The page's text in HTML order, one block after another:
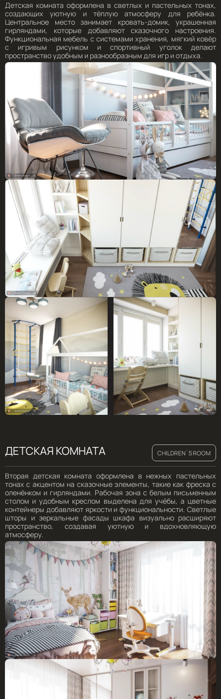
Детская комната оформлена в светлых и пастельных тонах,
создающих уютную и тёплую атмосферу для ребёнка.
Центральное место занимает кровать-домик, украшенная
гирляндами, которые добавляют сказочного настроения.
Функциональная мебель с системами хранения, мягкий ковёр
с игривым рисунком и спортивный уголок делают
пространство удобным и разнообразным для игр и отдыха.
ДЕТСКАЯ КОМНАТА CHILDREN`S ROOM
Вторая детская комната оформлена в нежных пастельных
тонах с акцентом на сказочные элементы, такие как фреска с
оленёнком и гирляндами. Рабочая зона с белым письменным
столом и удобным креслом выделена для учёбы, а цветные
контейнеры добавляют яркости и функциональности. Светлые
шторы и зеркальные фасады шкафа визуально расширяют
пространство, создавая уютную и вдохновляющую
атмосферу.